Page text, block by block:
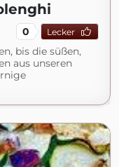
0 Lecker
bis die süßen,
aus unseren